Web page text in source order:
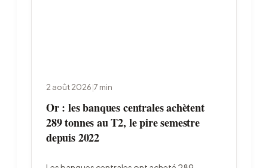
2 août 2026|7 min
Or : les banques centrales achètent
289 tonnes au T2, le pire semestre
depuis 2022